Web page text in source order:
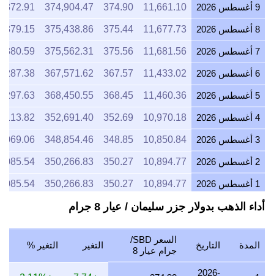
9 أغسطس 2026 11,661.10
374.90
374,904.47
8 أغسطس 2026 11,677.73
375.44
375,438.86
7 أغسطس 2026 11,681.56
375.56
375,562.31
6 أغسطس 2026 11,433.02
367.57
367,571.62
5 أغسطس 2026 11,460.36
368.45
368,450.55
4 أغسطس 2026 10,970.18
352.69
352,691.40
3 أغسطس 2026 10,850.84
348.85
348,854.46
2 أغسطس 2026 10,894.77
350.27
350,266.83
1 أغسطس 2026 10,894.77
350.27
350,266.83
31 يوليو 2026 10,894.77
350.27
350,266.83
30 يوليو 2026 11,033.24
354.72
354,718.53
29 يوليو 2026 10,894.77
350.27
350,266.83
28 يوليو 2026 10,828.74
348,143.98
أداء الذهب بدولار جزر سليمان / عيار 8 جرام
المدة التاريخ
السعر SBD/
جرام عيار 8
التغير التغير %
2026-